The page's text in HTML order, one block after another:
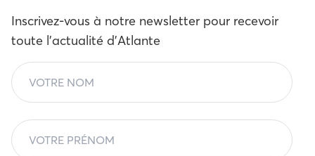
Inscrivez-vous à notre newsletter pour recevoir
toute l'actualité d'Atlante